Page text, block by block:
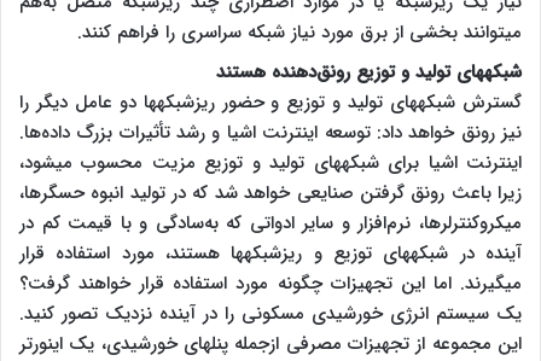
می‎توانند بخشی از برق مورد نیاز شبکه سراسری را فراهم کنند.
شبکه‎های تولید و توزیع رونق‌دهنده هستند
گسترش شبکه‎های تولید و توزیع و حضور ریزشبکه‎ها دو عامل دیگر را
نیز رونق خواهد داد: توسعه اینترنت اشیا و رشد تأثیرات بزرگ داده‌ها.
اینترنت اشیا برای شبکه‎های تولید و توزیع مزیت محسوب می‎شود،
زیرا باعث رونق گرفتن صنایعی خواهد شد که در تولید انبوه حسگرها،
میکروکنترلرها، نرم‌افزار و سایر ادواتی که به‌سادگی و با قیمت کم در
آینده در شبکه‎های توزیع و ریزشبکه‎ها هستند، مورد استفاده قرار
می‎گیرند. اما این تجهیزات چگونه مورد استفاده قرار خواهند گرفت؟
یک سیستم انرژی خورشیدی مسکونی را در آینده نزدیک تصور کنید.
این مجموعه از تجهیزات مصرفی ازجمله پنل‎های خورشیدی، یک اینورتر